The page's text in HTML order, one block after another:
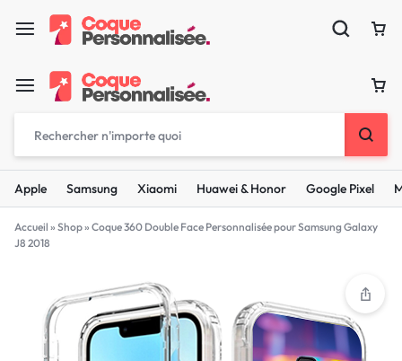
Apple Samsung Xiaomi Huawei & Honor Google Pixel
Accueil » Shop» Coque 360 Double Face Personnalisée pour Samsung Galaxy
J8 2018